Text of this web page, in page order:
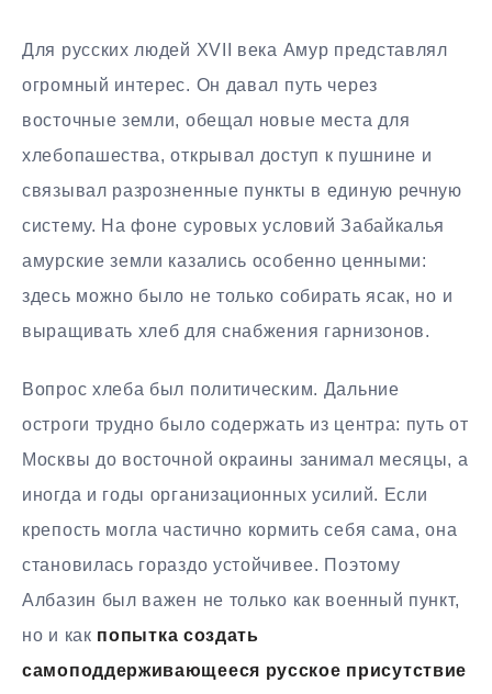
Для русских людей XVII века Амур представлял
огромный интерес. Он давал путь через
восточные земли, обещал новые места для
хлебопашества, открывал доступ к пушнине и
связывал разрозненные пункты в единую речную
систему. На фоне суровых условий Забайкалья
амурские земли казались особенно ценными:
здесь можно было не только собирать ясак, но и
выращивать хлеб для снабжения гарнизонов.
Вопрос хлеба был политическим. Дальние
остроги трудно было содержать из центра: путь от
Москвы до восточной окраины занимал месяцы, а
иногда и годы организационных усилий. Если
крепость могла частично кормить себя сама, она
становилась гораздо устойчивее. Поэтому
Албазин был важен не только как военный пункт,
но и как попытка создать
самоподдерживающееся русское присутствие